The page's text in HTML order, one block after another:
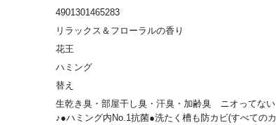
4901301465283
リラックス＆フローラルの香り
花王
ハミング
替え
生乾き臭・部屋干し臭・汗臭・加齢臭 ニオってない
♪●ハミング内No.1抗菌●洗たく槽も防カビ(すべてのカ